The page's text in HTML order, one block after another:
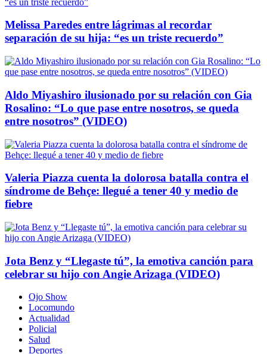
Melissa Paredes entre lágrimas al recordar
separación de su hija: “es un triste recuerdo”
Aldo Miyashiro ilusionado por su relación con Gia
Rosalino: “Lo que pase entre nosotros, se queda
entre nosotros” (VIDEO)
Valeria Piazza cuenta la dolorosa batalla contra el
síndrome de Behçe: llegué a tener 40 y medio de
fiebre
Jota Benz y “Llegaste tú”, la emotiva canción para
celebrar su hijo con Angie Arizaga (VIDEO)
Ojo Show
Locomundo
Actualidad
Policial
Salud
Deportes